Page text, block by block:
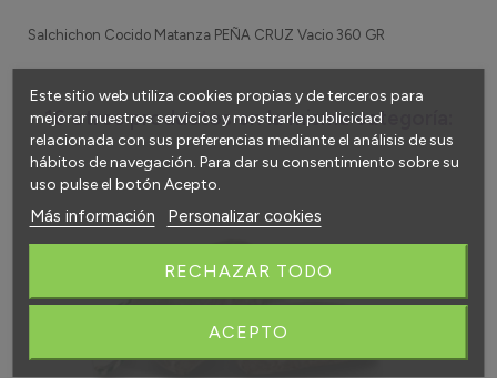
Salchichon Cocido Matanza PEÑA CRUZ Vacio 360 GR
16 otros productos en la misma categoría:
Este sitio web utiliza cookies propias y de terceros para
mejorar nuestros servicios y mostrarle publicidad
relacionada con sus preferencias mediante el análisis de sus
hábitos de navegación. Para dar su consentimiento sobre su
uso pulse el botón Acepto.
Más información Personalizar cookies
RECHAZAR TODO
ACEPTO